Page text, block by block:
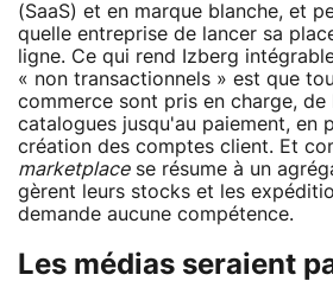
(SaaS) et en marque blanche, et
quelle entreprise de lancer sa
ligne. Ce qui rend Izberg
« non transactionnels » est que
commerce sont pris en charge,
catalogues jusqu'au paiement, en
création des comptes client. Et
marketplacese résume à un
gèrent leurs stocks et les
demande aucune compétence.
Les médias seraient